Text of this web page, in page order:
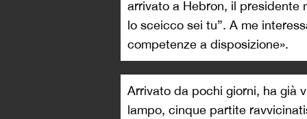
arrivato a Hebron, il presidente
lo sceicco sei tu”. A me
competenze a disposizione».
Arrivato da pochi giorni, ha già
lampo, cinque partite